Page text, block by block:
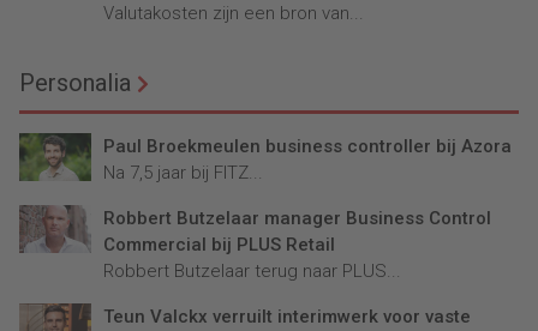
Valutakosten zijn een bron van...
Personalia
Paul Broekmeulen business controller bij Azora
Na 7,5 jaar bij FITZ...
Robbert Butzelaar manager Business Control
Commercial bij PLUS Retail
Robbert Butzelaar terug naar PLUS...
Teun Valckx verruilt interimwerk voor vaste